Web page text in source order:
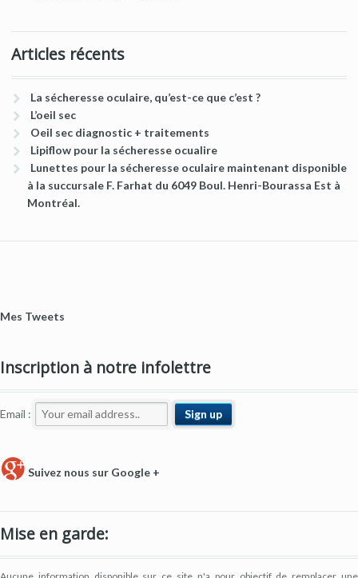
Articles récents
La sécheresse oculaire, qu’est-ce que c’est ?
L’oeil sec
Oeil sec diagnostic + traitements
Lipiflow pour la sécheresse ocualire
Lunettes pour la sécheresse oculaire maintenant disponible
à la succursale F. Farhat du 6049 Boul. Henri-Bourassa Est à
Montréal.
Mes Tweets
Inscription à notre infolettre
Email :
Suivez nous sur Google +
Mise en garde: